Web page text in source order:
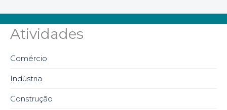
Atividades
Comércio
Indústria
Construção